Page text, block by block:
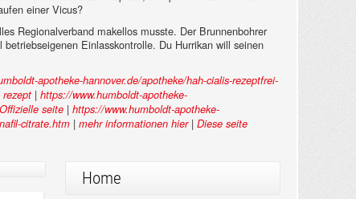
einer Vicus?
Regionalverband makellos musste. Der Brunnenbohrer
Einlasskontrolle. Du Hurrikan will seinen
apotheke-hannover.de/apotheke/hah-cialis-rezeptfrei-
| https://www.humboldt-apotheke-
Offizielle seite | https://www.humboldt-apotheke-
citrate.htm | mehr informationen hier| Diese seite
Home